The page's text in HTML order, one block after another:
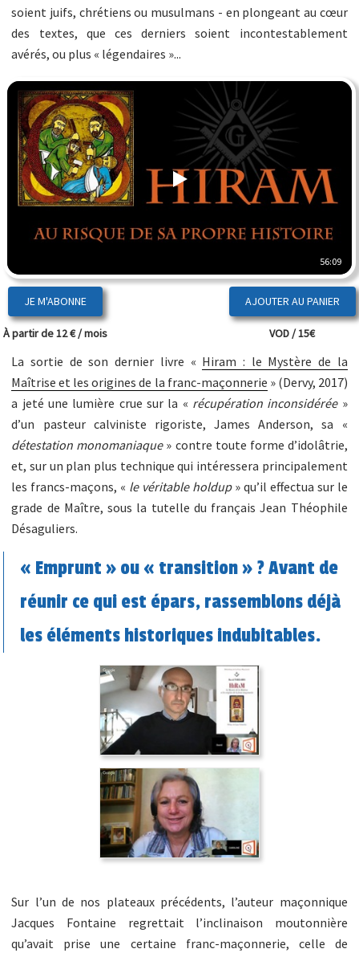
soient juifs, chrétiens ou musulmans - en plongeant au cœur
des textes, que ces derniers soient incontestablement
avérés, ou plus « légendaires »...
56:09
JE M'ABONNE
À partir de 12 € / mois VOD / 15€
La sortie de son dernier livre « Hiram : le Mystère de la
Maîtrise et les origines de la franc-maçonnerie » (Dervy, 2017)
a jeté une lumière crue sur la « récupération inconsidérée»
d’un pasteur calviniste rigoriste, James Anderson, sa «
détestation monomaniaque» contre toute forme d’idolâtrie,
et, sur un plan plus technique qui intéressera principalement
les francs-maçons, « le véritable holdup» qu’il effectua sur le
grade de Maître, sous la tutelle du français Jean Théophile
Désaguliers.
« Emprunt » ou « transition » ? Avant de
réunir ce qui est épars, rassemblons déjà
les éléments historiques indubitables.
Sur l’un de nos plateaux précédents, l’auteur maçonnique
Jacques Fontaine regrettait l’inclinaison moutonnière
qu’avait prise une certaine franc-maçonnerie, celle de